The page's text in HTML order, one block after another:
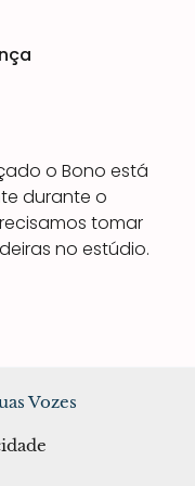
o Bono está
durante o
tomar
no estúdio.
Vozes